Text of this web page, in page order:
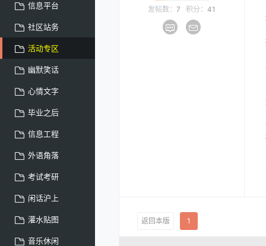
信息平台
社区站务
活动专区
幽默笑话
心情文字
毕业之后
信息工程
外语角落
考试考研
闲话沪上
灌水贴图
音乐休闲
发帖数： 7 积分： 41
返回本版 1